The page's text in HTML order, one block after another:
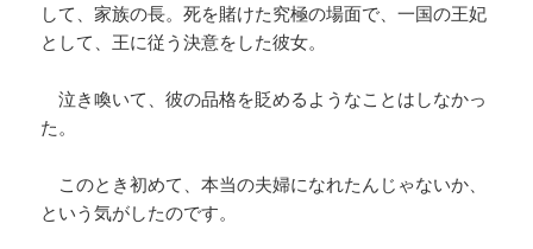
して、家族の長。死を賭けた究極の場面で、一国の王妃
として、王に従う決意をした彼女。
泣き喚いて、彼の品格を貶めるようなことはしなかっ
た。
このとき初めて、本当の夫婦になれたんじゃないか、
という気がしたのです。